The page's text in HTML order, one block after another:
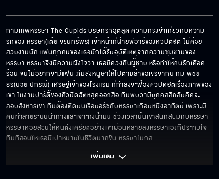
กามเทพหรรษา The Cupids บริษัทรักอุตลุด ความทรงจำเกี่ยวกับความ
รักของ หรรษา(เต้ย จรินทร์พร) เจ้าหน้าที่ฝ่ายพีอาร์ของคิวปิตฮัต ไม่ค่อย
สวยงามนัก แฟนทุกคนของเธอมักได้รับอุบัติเหตุจากความซุ่มซ่ามของ
หรรษา หรรษาจึงมีความฝังใจว่า เธอมีดวงกินผู้ชาย หรือทำให้คนรักเดือด
ร้อน จนไม่อยากจะมีแฟน ภีมสั่งหนูษาให้ไปตามล่าขอเจรจากับ ทิม พิชย
ธร(บอย ปกรณ์) เศรษฐีเจ้าของโรงแรม ที่กำลังจะฟ้องคิวปิดฮัตเรื่องภาพของ
เขา ในงานปาร์ตี้ของคิวปิดฮัตหลุดออกสื่อ ทิมพบว่ามีบุคคลลึกลับคิดจะ
ลอบสังหารเขา ทิมต้องติดบนเรือยอร์ชกับหรรษาเกือบหนึ่งอาทิตย์ เพราะมี
คนทำลายระบบนำทางและเจาะถังน้ำมัน ช่วงเวลานั้นเขาสนิทสนมกับหรรษา
หรรษาคอยสอนให้คนตึงเครียดอย่างเขาผ่อนคลายลงหรรษาเองก็ประทับใจ
ทิมที่สอนให้เธอมีเป้าหมายในชีวิตมากขึ้น หรรษาไม่กล้...
เพิ่มเติม